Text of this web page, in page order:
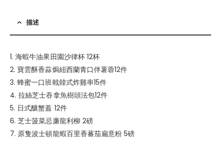
描述
1. 海蝦牛油果田園沙律杯 12杯
2. 寶雲酥香蒜焗紐西蘭青口伴薯蓉12件
3. 蜂蜜一口班戟韓式炸雞串15件
4. 拉絲芝士吞拿魚樹頭法包12件
5. 日式釀蟹蓋 12件
6. 芝士菠菜忌廉龍利柳 2磅
7. 原隻波士頓龍蝦百里香蕃茄扁意粉 5磅